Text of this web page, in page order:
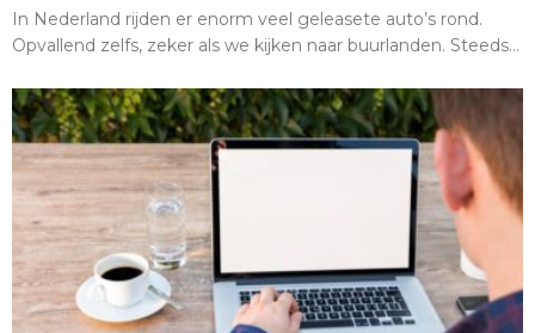
In Nederland rijden er enorm veel geleasete auto’s rond.
Opvallend zelfs, zeker als we kijken naar buurlanden. Steeds...